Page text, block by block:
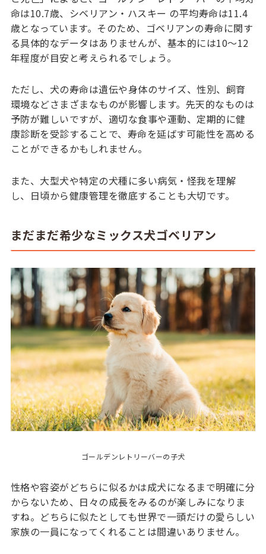
命は10.7歳、シベリアン・ハスキー の平均寿命は11.4
歳となっています。そのため、ゴベリアンの寿命に関す
る具体的なデータはありませんが、基本的には10～12
年程度が目安と考えられるでしょう。
ただし、犬の寿命は遺伝や身体のサイズ、性別、飼育
環境などさまざまなものが影響します。先天的なものは
予防が難しいですが、適切な食事や運動、定期的に健
康診断を受診することで、寿命を延ばす可能性を高める
ことができるかもしれません。
また、大型犬や特定の犬種に多い病気・怪我を理解
し、日頃から健康管理を徹底することも大切です。
まだまだ希少なミックス犬ゴベリアン
ゴールデンレトリーバーの子犬
性格や容姿がどちらに似るかは成犬になるまで明確に分
からないため、日々の成長をみるのが楽しみになりま
すね。どちらに似たとしても世界で一頭だけの愛らしい
家族の一員になってくれることは間違いありません。